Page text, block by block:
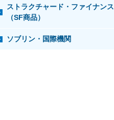
ストラクチャード・ファイナンス
（SF商品）
ソブリン・国際機関